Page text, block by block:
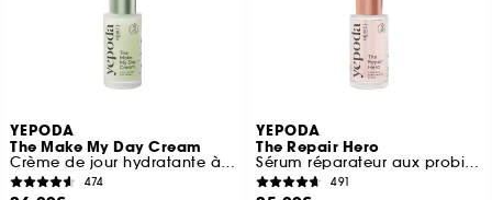
YEPODA
The Make My Day Cream
Crème de jour hydratante à la Centella Asiatica
474
YEPODA
The Repair Hero
Sérum réparateur aux probiotiques et à la niacinamide
491